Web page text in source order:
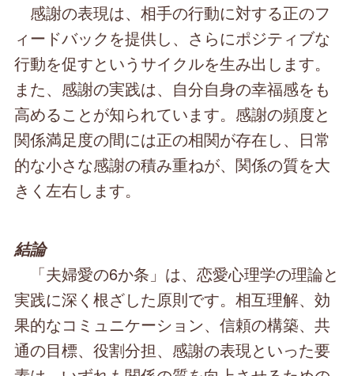
感謝の表現は、相手の行動に対する正のフ
ィードバックを提供し、さらにポジティブな
行動を促すというサイクルを生み出します。
また、感謝の実践は、自分自身の幸福感をも
高めることが知られています。感謝の頻度と
関係満足度の間には正の相関が存在し、日常
的な小さな感謝の積み重ねが、関係の質を大
きく左右します。
結論
「夫婦愛の6か条」は、恋愛心理学の理論と
実践に深く根ざした原則です。相互理解、効
果的なコミュニケーション、信頼の構築、共
通の目標、役割分担、感謝の表現といった要